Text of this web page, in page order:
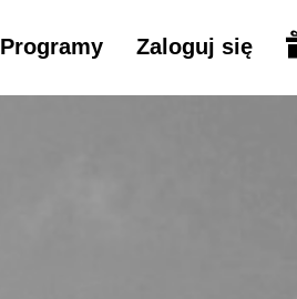
Programy Zaloguj się